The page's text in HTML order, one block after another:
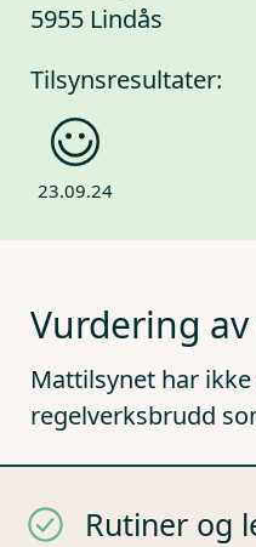
5955 Lindås
Tilsynsresultater:
23.09.24
Vurdering
Mattilsynet har
regelverksbrudd
Rutiner og